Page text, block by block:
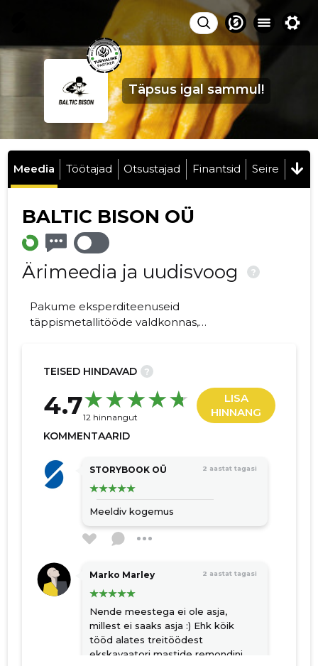
Täpsus igal sammul!
Meedia Töötajad Otsustajad Finantsid Seire
BALTIC BISON OÜ
Ärimeedia ja uudisvoog ?
Pakume eksperditeenuseid
täppismetallitööde valdkonnas,
TEISED HINDAVAD ?
4.712 hinnangut
LISA
HINNANG
KOMMENTAARID
STORYBOOK OÜ 2 aastat tagasi
Meeldiv kogemus
Marko Marley 2 aastat tagasi
Nende meestega ei ole asja,
millest ei saaks asja :) Ehk köik
tööd alates treitöödest
ekskavaatori mastide remondini.